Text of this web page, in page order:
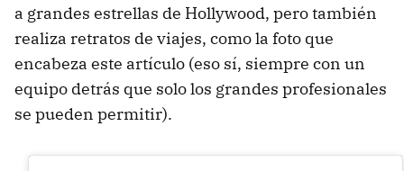
a grandes estrellas de Hollywood, pero también
realiza retratos de viajes, como la foto que
encabeza este artículo (eso sí, siempre con un
equipo detrás que solo los grandes profesionales
se pueden permitir).